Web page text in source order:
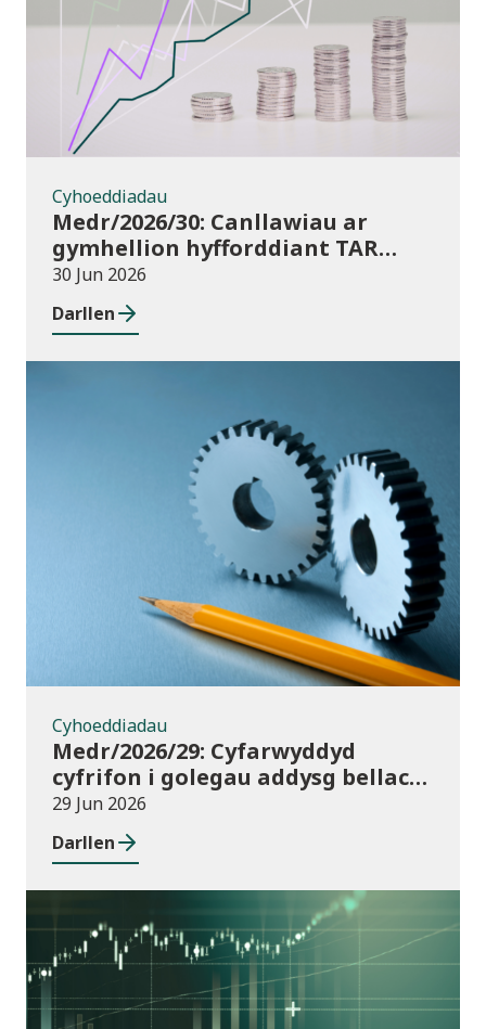
Cyhoeddiadau
Medr/2026/30: Canllawiau ar
gymhellion hyfforddiant TAR
(Addysg Bellach) i athrawon yng
Nghymru blwyddyn academaidd
2026/27
30 Jun 2026
Darllen
Cyhoeddiadau
Cyhoeddiadau
Medr/2026/29: Cyfarwyddyd
cyfrifon i golegau addysg bellach
yng Nghymru ar gyfer 2025/26
29 Jun 2026
Darllen